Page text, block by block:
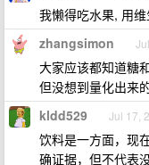
我懒得吃水果, 用
zhangsimon
大家应该都知道糖
但没想到量化出来
kldd529 Jul 17,
饮料是一方面，现
确证据，但不代表没